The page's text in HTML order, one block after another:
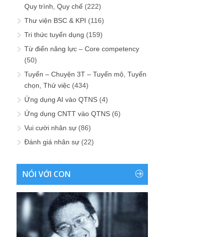
Quy trình, Quy chế (222)
Thư viện BSC & KPI (116)
Tri thức tuyển dụng (159)
Từ điển năng lực – Core competency
(50)
Tuyển – Chuyện 3T – Tuyển mộ, Tuyển
chọn, Thử việc (434)
Ứng dụng AI vào QTNS (4)
Ứng dụng CNTT vào QTNS (6)
Vui cười nhân sự (86)
Đánh giá nhân sự (22)
NÓI VỚI CON